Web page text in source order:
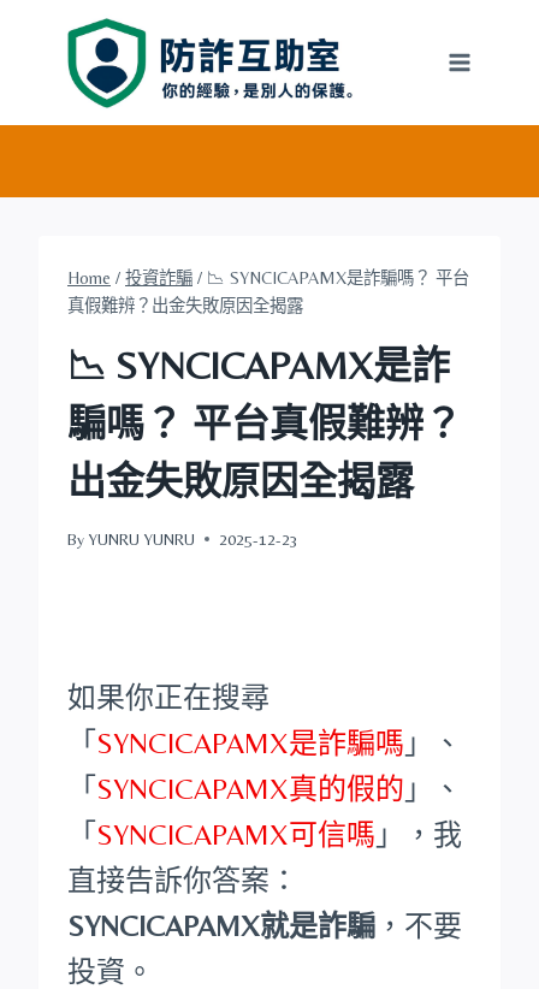
Home / 投資詐騙 / 📉 SYNCICAPAMX是詐騙嗎？ 平台
真假難辨？出金失敗原因全揭露
📉 SYNCICAPAMX是詐
騙嗎？ 平台真假難辨？
出金失敗原因全揭露
By YUNRU YUNRU 2025-12-23
如果你正在搜尋
「 SYNCICAPAMX是詐騙嗎 」、
「 SYNCICAPAMX真的假的 」、
「 SYNCICAPAMX可信嗎 」，我
直接告訴你答案：
SYNCICAPAMX就是詐騙 ，不要
投資。